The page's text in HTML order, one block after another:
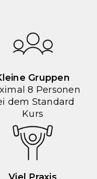
Gruppen
8 Personen
dem Standard
Kurs